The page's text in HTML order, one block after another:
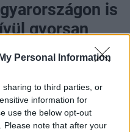
Personal Information
to third parties, or
information for
use the below opt-out
Please note that after your
is
gyorsan